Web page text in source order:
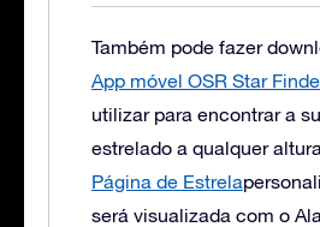
Também pode fazer
App móvel OSR Star
utilizar para encontrar a
estrelado a qualquer
Página de Estrela
será visualizada com o